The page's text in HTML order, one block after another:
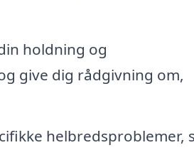
holdning og
give dig rådgivning om,
helbredsproblemer,